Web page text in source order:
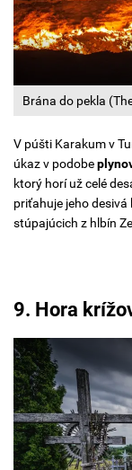
Brána do pekla
V púšti Karakum v
úkaz v podobe
ktorý horí už celé
priťahuje jeho desivá
stúpajúcich z hlbín
9. Hora